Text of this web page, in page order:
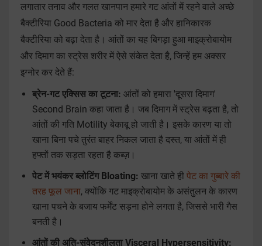
लगातार तनाव और गलत खानपान हमारे गट आंतों में रहने वाले अच्छे
बैक्टीरिया Good Bacteria को मार देता है और हानिकारक
बैक्टीरिया को बढ़ा देता है। आंतों का यह बिगड़ा हुआ माइक्रोबायोम
और दिमाग का स्ट्रेस शरीर में ऐसे संकेत देता है, जिन्हें हम अक्सर
इग्नोर कर देते हैं:
ब्रेन-गट एक्सिस का टूटना: आंतों को हमारा 'दूसरा दिमाग'
Second Brain कहा जाता है। जब दिमाग में स्ट्रेस बढ़ता है, तो
आंतों की गति Motility बेकाबू हो जाती है। इसके कारण या तो
खाना बिना पचे तुरंत बाहर निकल जाता है दस्त, या आंतों में ही
हफ्तों तक सड़ता रहता है कब्ज़।
पेट में भयंकर ब्लोटिंग Bloating: खाना खाते ही पेट का गुब्बारे की
तरह फूल जाना, क्योंकि गट माइक्रोबायोम के असंतुलन के कारण
खाना पचने के बजाय फर्मेंट सड़ना होने लगता है, जिससे भारी गैस
बनती है।
आंतों की अति-संवेदनशीलता Visceral Hypersensitivity: